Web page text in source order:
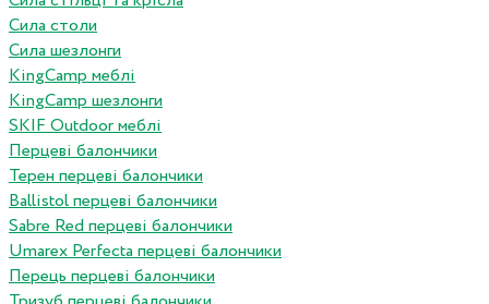
Сила столи
Сила шезлонги
KingCamp меблі
KingCamp шезлонги
SKIF Outdoor меблі
Перцеві балончики
Терен перцеві балончики
Ballistol перцеві балончики
Sabre Red перцеві балончики
Umarex Perfecta перцеві балончики
Перець перцеві балончики